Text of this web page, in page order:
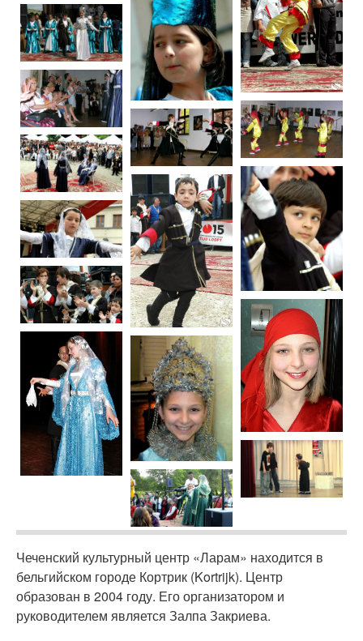
Чеченский культурный центр «Ларам» находится в
бельгийском городе Кортрик (Kortrijk). Центр
образован в 2004 году. Его организатором и
руководителем является Залпа Закриева.